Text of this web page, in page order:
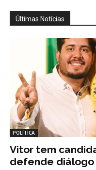
Últimas Notícias
POLÍTICA
Vitor tem
defende diálogo